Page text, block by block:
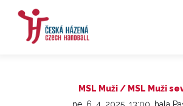
MSL Muži / MSL Muži